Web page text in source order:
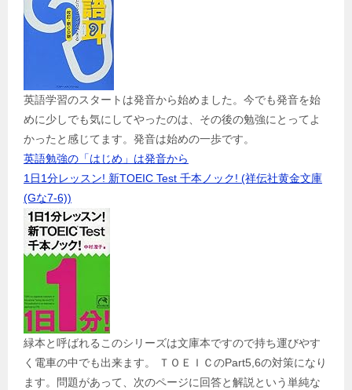
英語学習のスタートは発音から始めました。今でも発音を始
めに少しでも気にしてやったのは、その後の勉強にとってよ
かったと感じてます。発音は始めの一歩です。
英語勉強の「はじめ」は発音から
1日1分レッスン! 新TOEIC Test 千本ノック! (祥伝社黄金文庫
(Gな7-6))
緑本と呼ばれるこのシリーズは文庫本ですので持ち運びやす
く電車の中でも出来ます。 ＴＯＥＩＣのPart5,6の対策になり
ます。問題があって、次のページに回答と解説という単純な